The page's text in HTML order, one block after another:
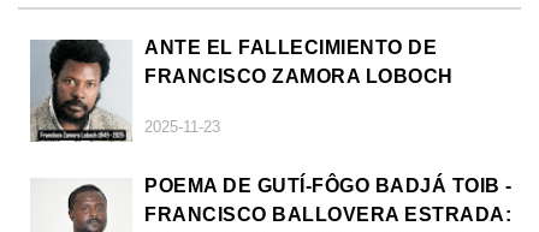
ANTE EL FALLECIMIENTO DE
FRANCISCO ZAMORA LOBOCH
2025-11-23
POEMA DE GUTÍ-FÔGO BADJÁ TOIB -
FRANCISCO BALLOVERA ESTRADA: